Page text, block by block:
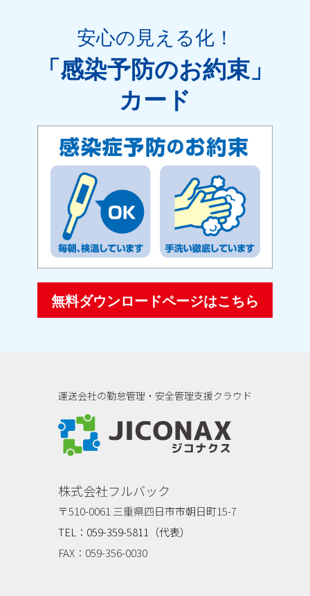
安心の見える化！
「感染予防のお約束」
カード
無料ダウンロードページはこちら
運送会社の勤怠管理・安全管理支援クラウド
株式会社フルバック
〒510-0061 三重県四日市市朝日町15-7
TEL：059-359-5811（代表）
FAX：059-356-0030